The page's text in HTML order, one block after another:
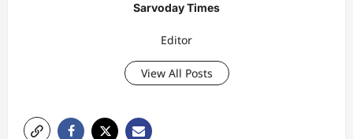
Sarvoday Times
Editor
View All Posts